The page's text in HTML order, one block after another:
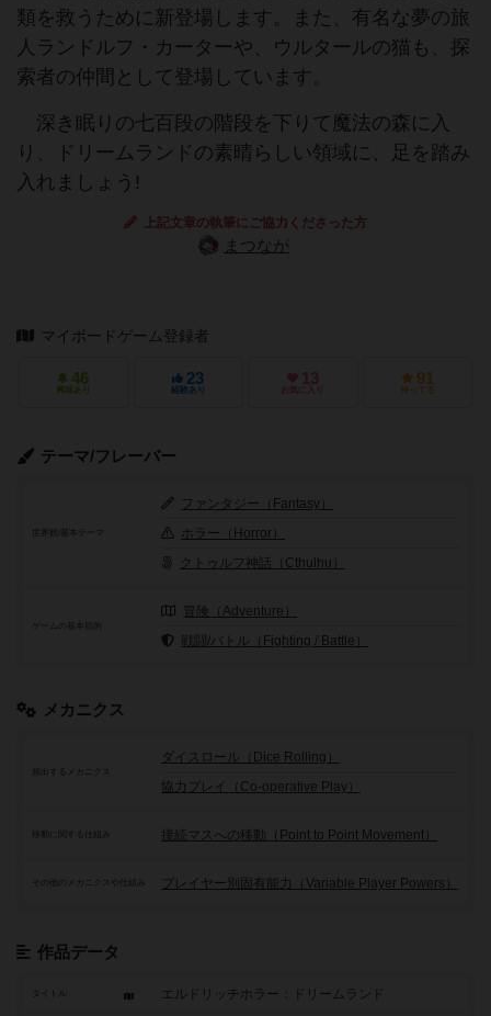
類を救うために新登場します。また、有名な夢の旅
人ランドルフ・カーターや、ウルタールの猫も、探
索者の仲間として登場しています。
深き眠りの七百段の階段を下りて魔法の森に入
り、ドリームランドの素晴らしい領域に、足を踏み
入れましょう!
上記文章の執筆にご協力くださった方
まつなが
マイボードゲーム登録者
46
興味あり
23
経験あり
13
お気に入り
91
持ってる
テーマ/フレーバー
世界観/基本テーマ
ファンタジー（Fantasy）
ホラー（Horror）
クトゥルフ神話（Cthulhu）
ゲームの基本目的
冒険（Adventure）
戦闘/バトル（Fighting / Battle）
メカニクス
頻出するメカニクス
ダイスロール（Dice Rolling）
協力プレイ（Co-operative Play）
移動に関する仕組み 接続マスへの移動（Point to Point Movement）
その他のメカニクスや仕組み プレイヤー別固有能力（Variable Player Powers）
作品データ
タイトル エルドリッチホラー：ドリームランド